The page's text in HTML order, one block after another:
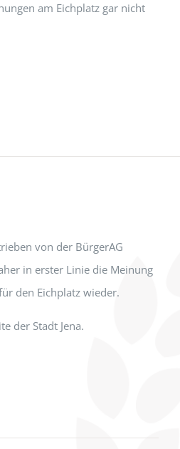
am Eichplatz gar nicht
von der BürgerAG
in erster Linie die Meinung
den Eichplatz wieder.
der Stadt Jena.